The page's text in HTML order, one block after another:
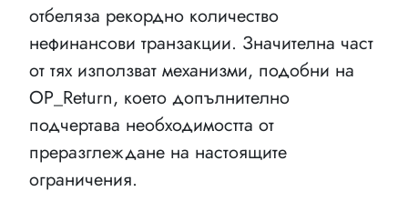
отбеляза рекордно количество
нефинансови транзакции. Значителна част
от тях използват механизми, подобни на
OP_Return, което допълнително
подчертава необходимостта от
преразглеждане на настоящите
ограничения.